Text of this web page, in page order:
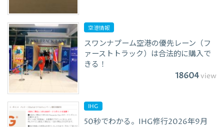
空港情報
スワンナプーム空港の優先レーン（フ
ァーストトラック）は合法的に購入で
きる！
18604view
IHG
50秒でわかる。IHG修行2026年9月